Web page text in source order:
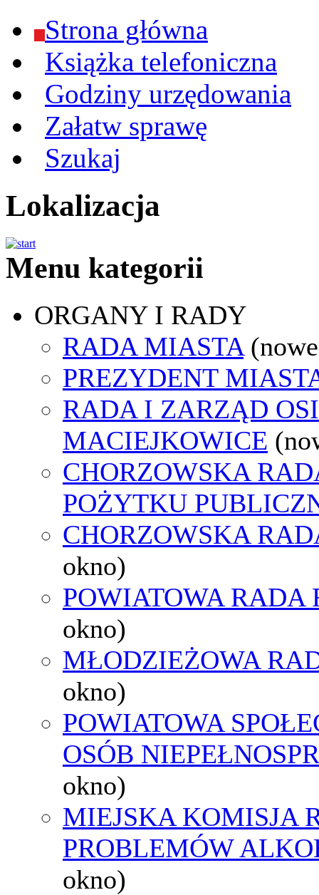
Strona główna
Książka telefoniczna
Godziny urzędowania
Załatw sprawę
Szukaj
Lokalizacja
Menu kategorii
ORGANY I RADY
RADA MIASTA
PREZYDENT
RADA I ZARZĄD
MACIEJKOWICE
CHORZOWSKA
POŻYTKU
CHORZOWSKA
okno)
POWIATOWA RADA
okno)
MŁODZIEŻOWA
okno)
POWIATOWA
OSÓB
okno)
MIEJSKA KOMISJA
PROBLEMÓW
okno)